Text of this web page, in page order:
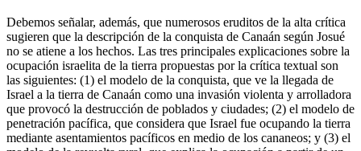
Debemos señalar, además, que numerosos eruditos de la alta crítica
sugieren que la descripción de la conquista de Canaán según Josué
no se atiene a los hechos. Las tres principales explicaciones sobre la
ocupación israelita de la tierra propuestas por la crítica textual son
las siguientes: (1) el modelo de la conquista, que ve la llegada de
Israel a la tierra de Canaán como una invasión violenta y arrolladora
que provocó la destrucción de poblados y ciudades; (2) el modelo de
penetración pacífica, que considera que Israel fue ocupando la tierra
mediante asentamientos pacíficos en medio de los cananeos; y (3) el